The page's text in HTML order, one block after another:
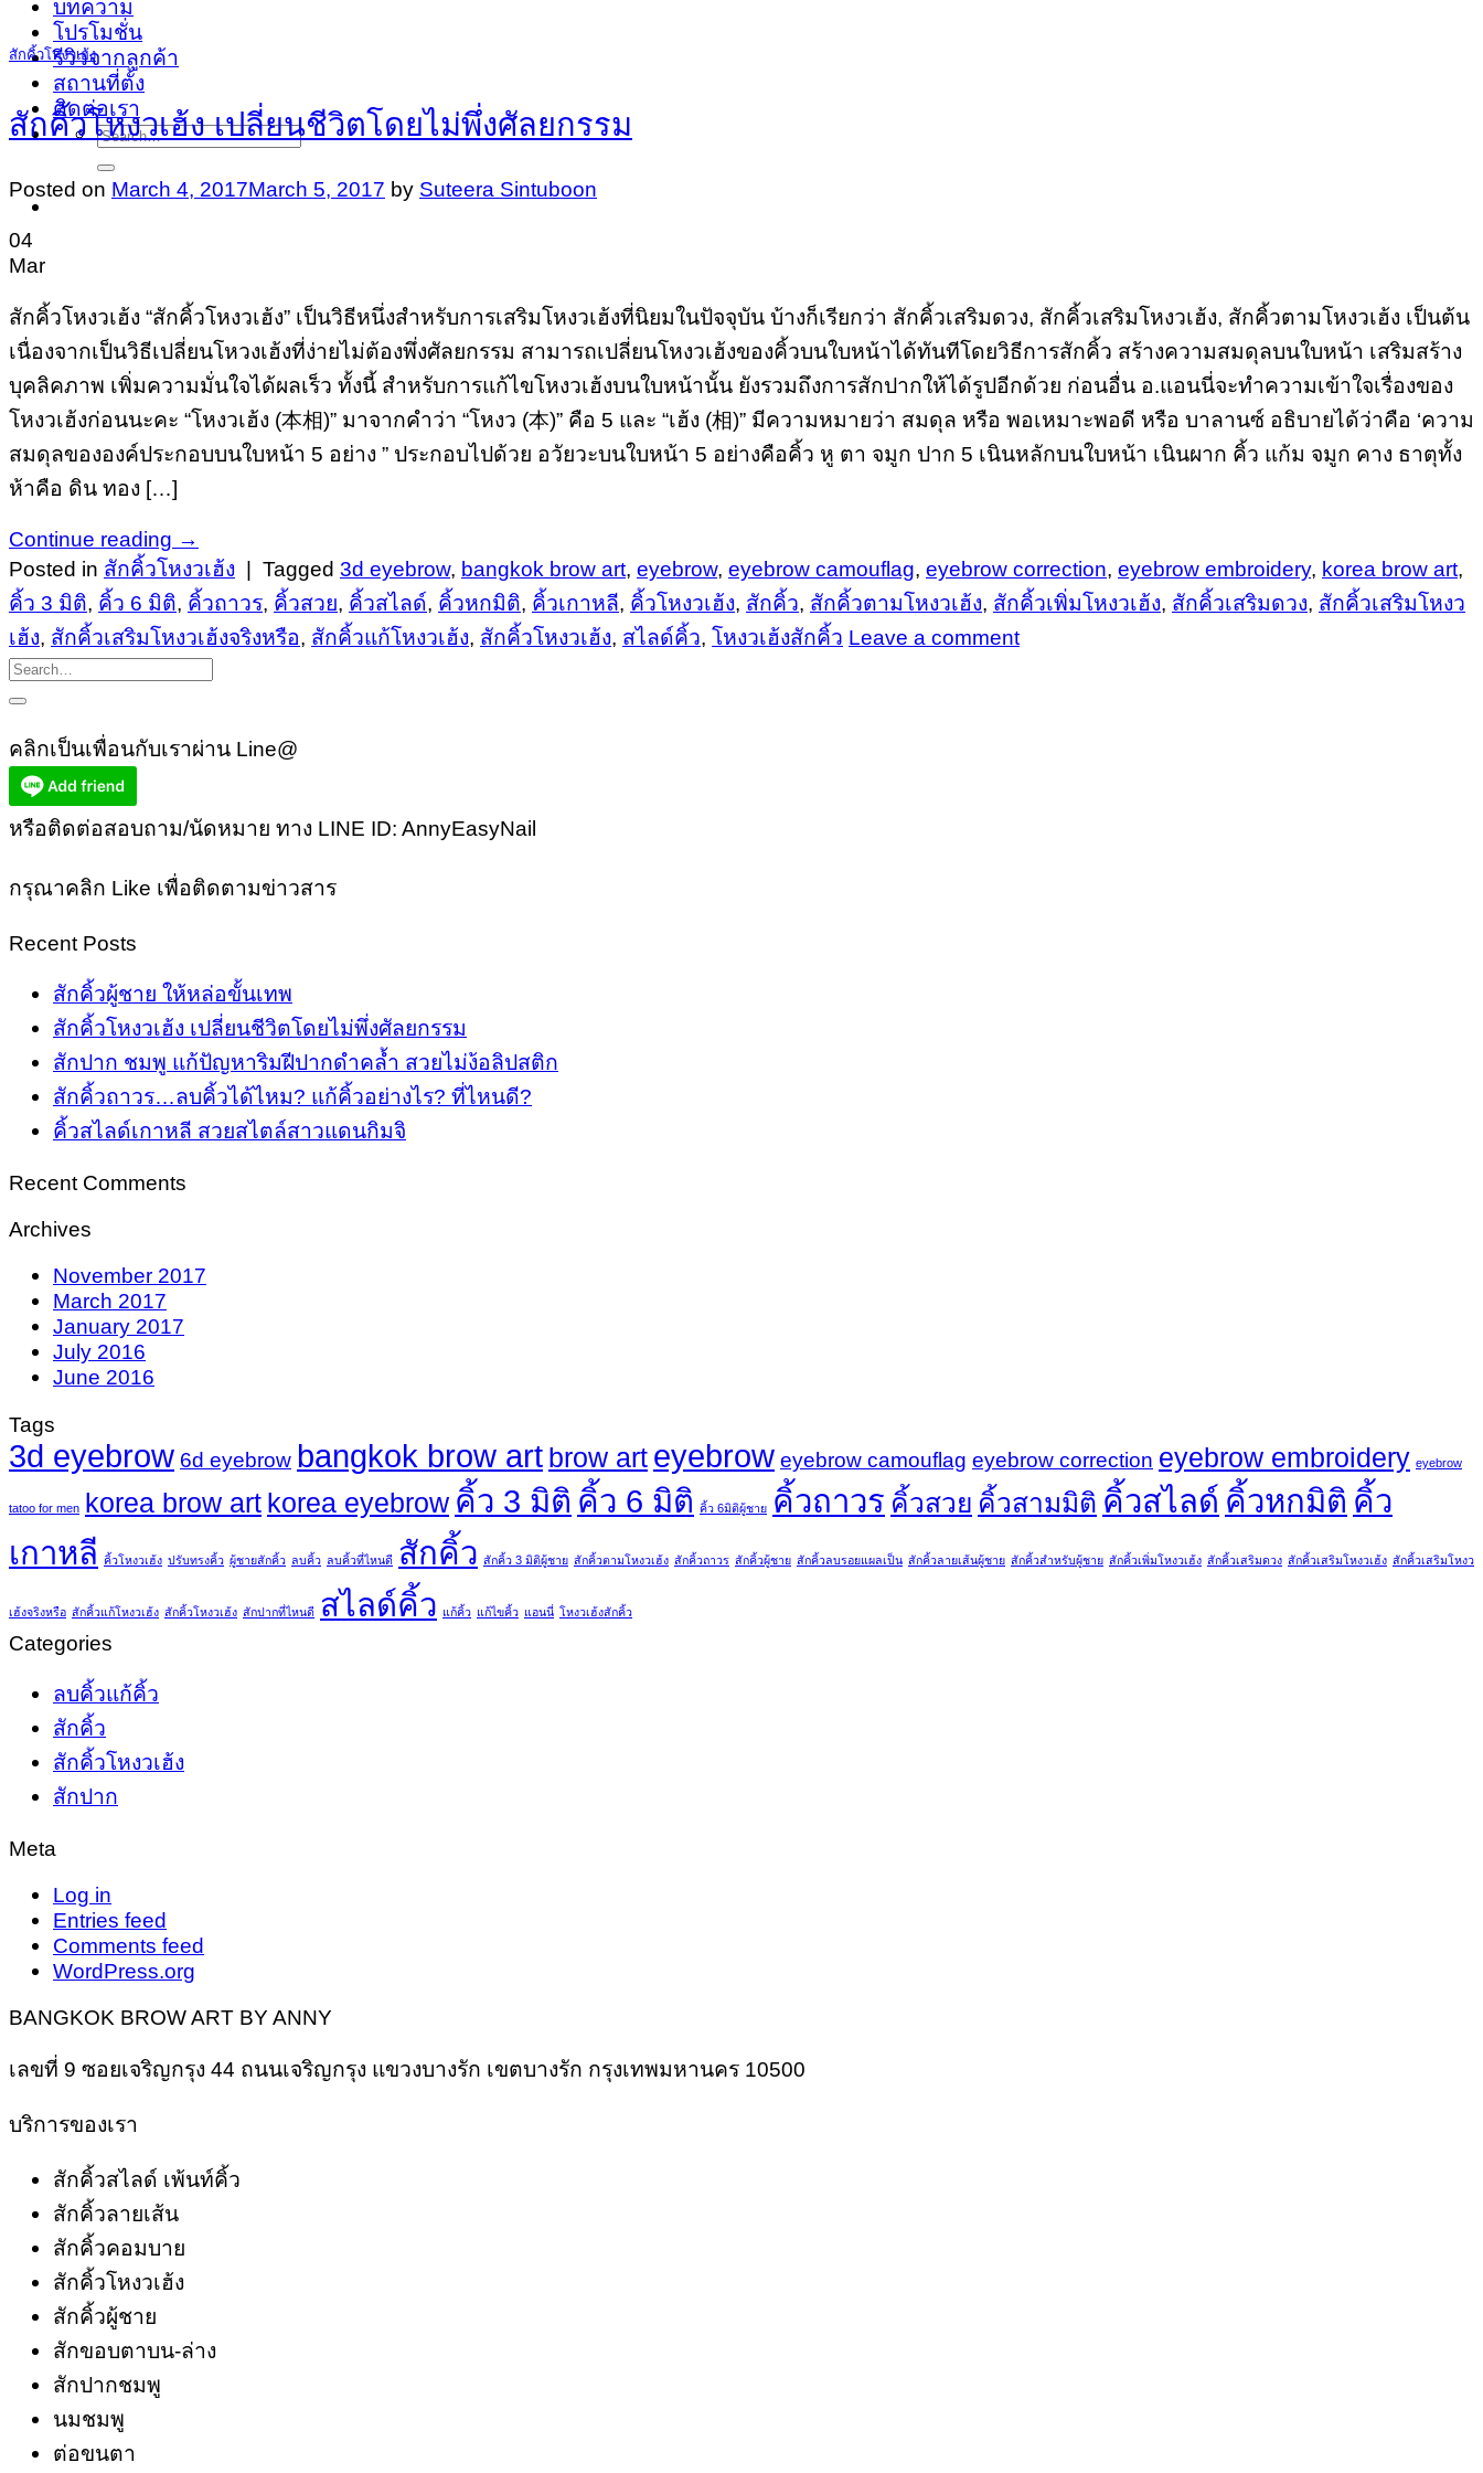
บทความ
โปรโมชั่น
รีวิวจากลูกค้า
สถานที่ตั้ง
ติดต่อเรา
Search
สักคิ้วโหงวเฮ้ง
สักคิ้วโหงวเฮ้ง เปลี่ยนชีวิตโดยไม่พึ่งศัลยกรรม
Posted on March 4, 2017March 5, 2017 by Suteera Sintuboon
04
Mar
สักคิ้วโหงวเฮ้ง “สักคิ้วโหงวเฮ้ง” เป็นวิธีหนึ่งสำหรับการเสริมโหงวเฮ้งที่นิยมในปัจจุบัน บ้างก็เรียกว่า สักคิ้วเสริมดวง, สักคิ้วเสริมโหงวเฮ้ง, สักคิ้วตามโหงวเฮ้ง เป็นต้น
เนื่องจากเป็นวิธีเปลี่ยนโหวงเฮ้งที่ง่ายไม่ต้องพึ่งศัลยกรรม สามารถเปลี่ยนโหงวเฮ้งของคิ้วบนใบหน้าได้ทันทีโดยวิธีการสักคิ้ว สร้างความสมดุลบนใบหน้า เสริมสร้าง
บุคลิคภาพ เพิ่มความมั่นใจได้ผลเร็ว ทั้งนี้ สำหรับการแก้ไขโหงวเฮ้งบนใบหน้านั้น ยังรวมถึงการสักปากให้ได้รูปอีกด้วย ก่อนอื่น อ.แอนนี่จะทำความเข้าใจเรื่องของ
โหงวเฮ้งก่อนนะคะ “โหงวเฮ้ง (本相)” มาจากคำว่า “โหงว (本)” คือ 5 และ “เฮ้ง (相)” มีความหมายว่า สมดุล หรือ พอเหมาะพอดี หรือ บาลานซ์ อธิบายได้ว่าคือ ‘ความ
สมดุลขององค์ประกอบบนใบหน้า 5 อย่าง ” ประกอบไปด้วย อวัยวะบนใบหน้า 5 อย่างคือคิ้ว หู ตา จมูก ปาก 5 เนินหลักบนใบหน้า เนินผาก คิ้ว แก้ม จมูก คาง ธาตุทั้ง
ห้าคือ ดิน ทอง […]
Continue reading →
Posted in สักคิ้วโหงวเฮ้ง | Tagged 3d eyebrow, bangkok brow art, eyebrow, eyebrow camouflag, eyebrow correction, eyebrow embroidery, korea brow art,
คิ้ว 3 มิติ, คิ้ว 6 มิติ, คิ้วถาวร, คิ้วสวย, คิ้วสไลด์, คิ้วหกมิติ, คิ้วเกาหลี, คิ้วโหงวเฮ้ง, สักคิ้ว, สักคิ้วตามโหงวเฮ้ง, สักคิ้วเพิ่มโหงวเฮ้ง, สักคิ้วเสริมดวง, สักคิ้วเสริมโหงว
เฮ้ง, สักคิ้วเสริมโหงวเฮ้งจริงหรือ, สักคิ้วแก้โหงวเฮ้ง, สักคิ้วโหงวเฮ้ง, สไลด์คิ้ว, โหงวเฮ้งสักคิ้ว Leave a comment
คลิกเป็นเพื่อนกับเราผ่าน Line@
หรือติดต่อสอบถาม/นัดหมาย ทาง LINE ID: AnnyEasyNail
กรุณาคลิก Like เพื่อติดตามข่าวสาร
Recent Posts
สักคิ้วผู้ชาย ให้หล่อขั้นเทพ
สักคิ้วโหงวเฮ้ง เปลี่ยนชีวิตโดยไม่พึ่งศัลยกรรม
สักปาก ชมพู แก้ปัญหาริมฝีปากดำคล้ำ สวยไม่ง้อลิปสติก
สักคิ้วถาวร…ลบคิ้วได้ไหม? แก้คิ้วอย่างไร? ที่ไหนดี?
คิ้วสไลด์เกาหลี สวยสไตล์สาวแดนกิมจิ
Recent Comments
Archives
November 2017
March 2017
January 2017
July 2016
June 2016
Tags
3d eyebrow 6d eyebrow bangkok brow art brow art eyebrow eyebrow camouflag eyebrow correction eyebrow embroidery eyebrow
tatoo for men korea brow art korea eyebrow คิ้ว 3 มิติ คิ้ว 6 มิติ คิ้ว 6มิติผู้ชาย คิ้วถาวร คิ้วสวย คิ้วสามมิติ คิ้วสไลด์ คิ้วหกมิติ คิ้ว
เกาหลี คิ้วโหงวเฮ้ง ปรับทรงคิ้ว ผู้ชายสักคิ้ว ลบคิ้ว ลบคิ้วที่ไหนดี สักคิ้ว สักคิ้ว 3 มิติผู้ชาย สักคิ้วตามโหงวเฮ้ง สักคิ้วถาวร สักคิ้วผู้ชาย สักคิ้วลบรอยแผลเป็น สักคิ้วลายเส้นผู้ชาย สักคิ้วสำหรับผู้ชาย สักคิ้วเพิ่มโหงวเฮ้ง สักคิ้วเสริมดวง สักคิ้วเสริมโหงวเฮ้ง สักคิ้วเสริมโหงว
เฮ้งจริงหรือ สักคิ้วแก้โหงวเฮ้ง สักคิ้วโหงวเฮ้ง สักปากที่ไหนดี สไลด์คิ้ว แก้คิ้ว แก้ไขคิ้ว แอนนี่ โหงวเฮ้งสักคิ้ว
Categories
ลบคิ้วแก้คิ้ว
สักคิ้ว
สักคิ้วโหงวเฮ้ง
สักปาก
Meta
Log in
Entries feed
Comments feed
WordPress.org
BANGKOK BROW ART BY ANNY
เลขที่ 9 ซอยเจริญกรุง 44 ถนนเจริญกรุง แขวงบางรัก เขตบางรัก กรุงเทพมหานคร 10500
บริการของเรา
สักคิ้วสไลด์ เพ้นท์คิ้ว
สักคิ้วลายเส้น
สักคิ้วคอมบาย
สักคิ้วโหงวเฮ้ง
สักคิ้วผู้ชาย
สักขอบตาบน-ล่าง
สักปากชมพู
นมชมพู
ต่อขนตา